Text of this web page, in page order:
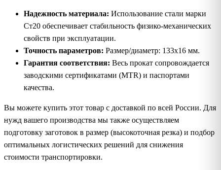
Надежность материала: Использование стали марки
Ст20 обеспечивает стабильность физико-механических
свойств при эксплуатации.
Точность параметров: Размер/диаметр: 133х16 мм.
Гарантия соответствия: Весь прокат сопровождается
заводскими сертификатами (MTR) и паспортами
качества.
Вы можете купить этот товар с доставкой по всей России. Для
нужд вашего производства мы также осуществляем
подготовку заготовок в размер (высокоточная резка) и подбор
оптимальных логистических решений для снижения
стоимости транспортировки.